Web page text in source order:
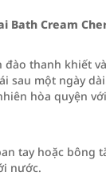
Cream
thanh khiết
sau một ngày
hòa quyện
tay hoặc bông
nước.